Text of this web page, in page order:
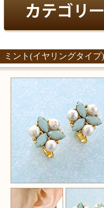
ミント(イヤリングタイプ